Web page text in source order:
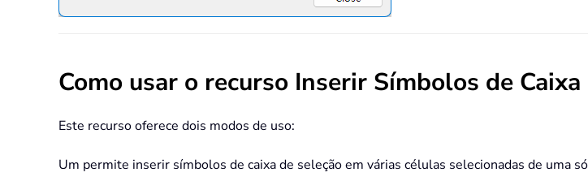
Como usar o recurso Inserir Símbolos de
Este recurso oferece dois modos de uso:
Um permite inserir símbolos de caixa de seleção em várias células selecionadas de uma